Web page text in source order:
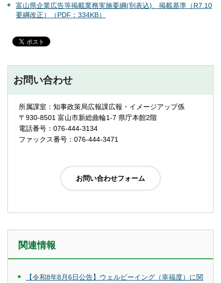
富山県企業広告等掲載業務実施要綱(別表込)、掲載基準（R7.10
要綱改正）（PDF：334KB）
お問い合わせ
所属課室：知事政策局広報課広報・イメージアップ係
〒930-8501 富山市新総曲輪1-7 県庁本館2階
電話番号：076-444-3134
ファックス番号：076-444-3471
関連情報
【令和8年8月6日公告】ウェルビーイング（幸福度）に関